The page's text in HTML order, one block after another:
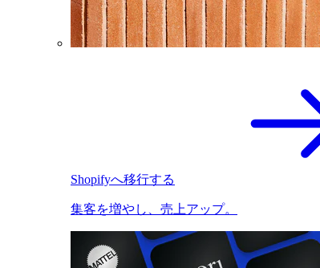
Shopifyへ移行する
集客を増やし、売上アップ。